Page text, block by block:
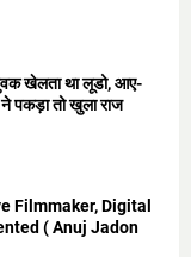
खेलता था लूडो, आए-
पकड़ा तो खुला राज
Filmmaker, Digital
( Anuj Jadon